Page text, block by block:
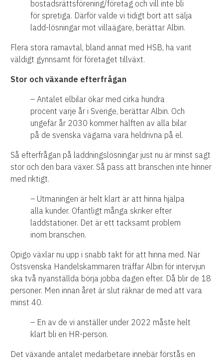
bostadsrättsförening/företag och vill inte bli
för spretiga. Därför valde vi tidigt bort att sälja
ladd-lösningar mot villaägare, berättar Albin.
Flera stora ramavtal, bland annat med HSB, ha varit
väldigt gynnsamt för företaget tillväxt.
Stor och växande efterfrågan
– Antalet elbilar ökar med cirka hundra
procent varje år i Sverige, berättar Albin. Och
ungefär år 2030 kommer hälften av alla bilar
på de svenska vägarna vara heldrivna på el.
Så efterfrågan på laddningslösningar just nu är minst sagt
stor och den bara växer. Så pass att branschen inte hinner
med riktigt.
– Utmaningen är helt klart är att hinna hjälpa
alla kunder. Ofantligt många skriker efter
laddstationer. Det är ett tacksamt problem
inom branschen.
Opigo växlar nu upp i snabb takt för att hinna med. När
Östsvenska Handelskammaren träffar Albin för intervjun
ska två nyanställda börja jobba dagen efter. Då blir de 18
personer. Men innan året är slut räknar de med att vara
minst 40.
– En av de vi anställer under 2022 måste helt
klart bli en HR-person.
Det växande antalet medarbetare innebär förstås en